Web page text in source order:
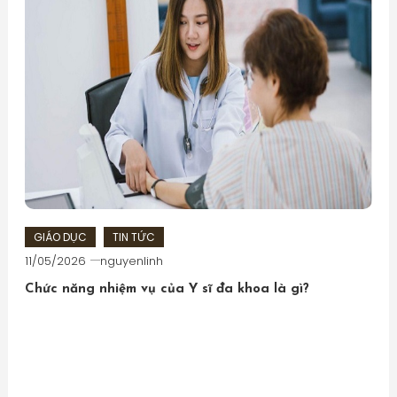
GIÁO DỤC TIN TỨC
11/05/2026 nguyenlinh
Chức năng nhiệm vụ của Y sĩ đa khoa là gì?